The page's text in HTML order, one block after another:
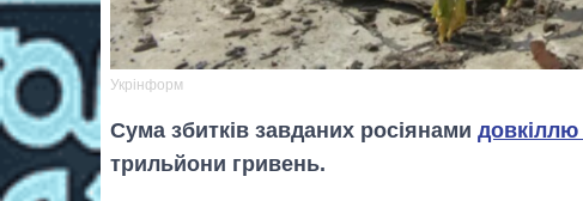
Укрінформ
Сума збитків завданих росіянами довкіллю
трильйони гривень.